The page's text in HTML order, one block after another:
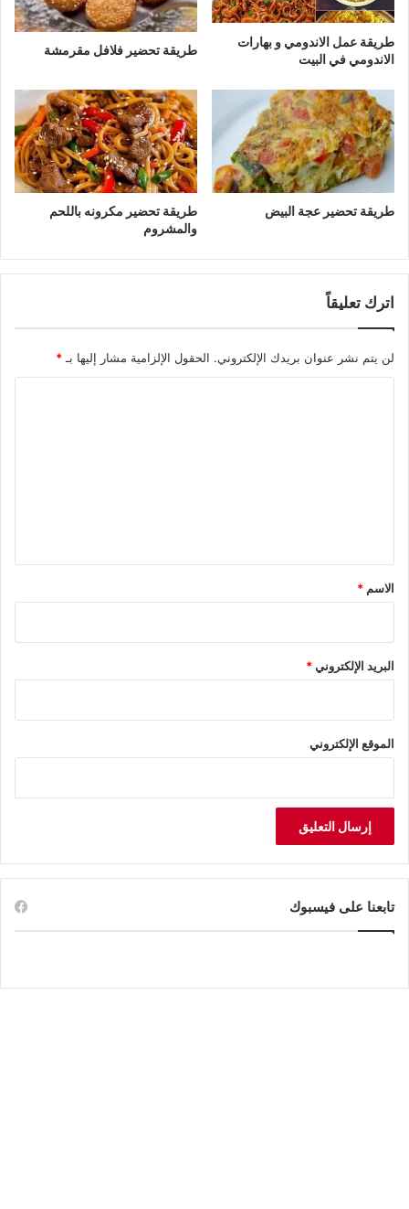
طريقة عمل الاندومي و بهارات
الاندومي في البيت
طريقة تحضير فلافل مقرمشة
طريقة تحضير عجة البيض
طريقة تحضير مكرونه باللحم
والمشروم
اترك تعليقاً
لن يتم نشر عنوان بريدك الإلكتروني. الحقول الإلزامية مشار إليها بـ *
*
الاسم *
البريد الإلكتروني*
الموقع الإلكتروني
تابعنا على فيسبوك